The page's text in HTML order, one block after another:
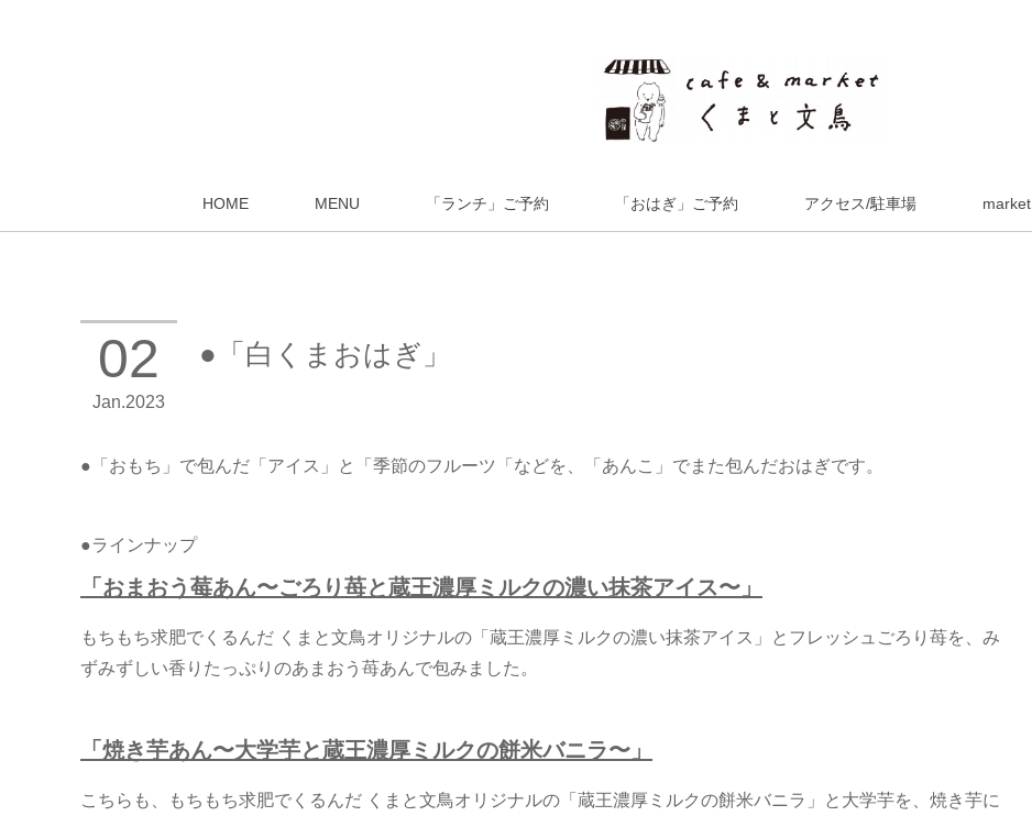
HOME MENU 「ランチ」ご予約 「おはぎ」ご予約 アクセス/駐車場 market
02
Jan 2023
●「白くまおはぎ」
●「おもち」で包んだ「アイス」と「季節のフルーツ「などを、「あんこ」でまた包んだおはぎです。
●ラインナップ
「おまおう莓あん〜ごろり苺と蔵王濃厚ミルクの濃い抹茶アイス〜」
もちもち求肥でくるんだ くまと文鳥オリジナルの「蔵王濃厚ミルクの濃い抹茶アイス」とフレッシュごろり苺を、み
ずみずしい香りたっぷりのあまおう苺あんで包みました。
「焼き芋あん〜大学芋と蔵王濃厚ミルクの餅米バニラ〜」
こちらも、もちもち求肥でくるんだ くまと文鳥オリジナルの「蔵王濃厚ミルクの餅米バニラ」と大学芋を、焼き芋に